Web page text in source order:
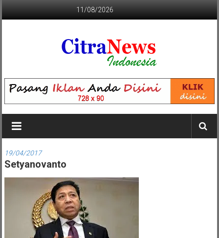
11/08/2026
CITRANEWS
INDONESIA
BERANI
DAN
KRISTIS
19/04/2017
Setyanovanto